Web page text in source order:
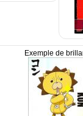
Exemple de